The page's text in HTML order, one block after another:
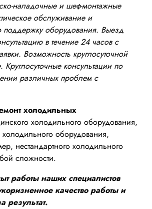
наладочные и шеф-монтажные
обслуживание и
поддержку оборудования. Выезд
в течение 24 часов с
Возможность круглосуточной
Круглосуточные консультации по
различных проблем с
холодильных
холодильного оборудования,
холодильного оборудования,
нестандартного холодильного
сложности.
работы наших специалистов
качество работы и
результат.